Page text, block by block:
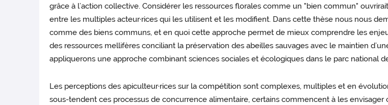
grâce à l’action collective. Considérer les ressources florales comme un "bien commun"
entre les multiples acteur·rices qui les utilisent et les modifient. Dans cette thèse nous nous
comme des biens communs, et en quoi cette approche permet de mieux comprendre les
des ressources mellifères conciliant la préservation des abeilles sauvages avec le maintien
appliquerons une approche combinant sciences sociales et écologiques dans le parc national
Les perceptions des apiculteur·rices sur la compétition sont complexes, multiples et en
sous-tendent ces processus de concurrence alimentaire, certains commencent à les